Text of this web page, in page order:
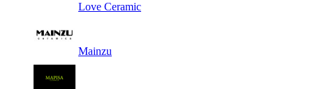
Love Ceramic
Mainzu